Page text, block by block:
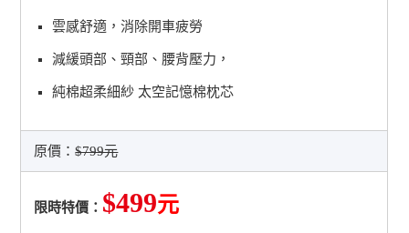
雲感舒適，消除開車疲勞
減緩頭部、頸部、腰背壓力，
純棉超柔細紗 太空記憶棉枕芯
原價：$799元
限時特價： $499元